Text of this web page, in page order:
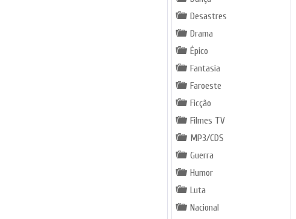
Desastres
Drama
Épico
Fantasia
Faroeste
Ficção
Filmes TV
MP3/CDS
Guerra
Humor
Luta
Nacional